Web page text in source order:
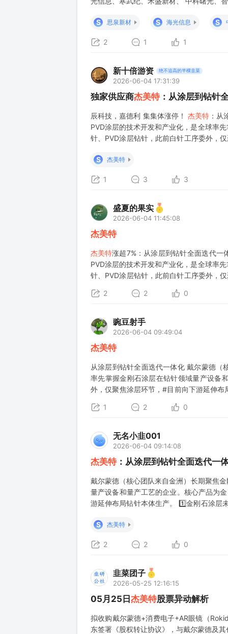
S 思泉新材 S 海光信息 S
2 1 1
新十倍游资 绝不追高的半棵韭菜
2026-06-04 17:31:39
独家供应商杰美特：从涂层到钻针
辰科技，嘉德利 集集体涨停！ 杰美特 ：从
PVD涂层的技术开发和产业化，是全球率
针、PVD涂层钻针，此前白针工序委外，
S
杰美特
1 3 3
盛夏的果实
2026-06-04 11:45:08
杰美特
杰美特涨超7%：从涂层到钻针全面迭代
PVD涂层的技术开发和产业化，是全球率
针、PVD涂层钻针，此前白针工序委外，
2 2 0
豌豆射手
2026-06-04 09:49:04
杰美特
从涂层到钻针全面迭代一体化 戴尔蒙德（
率先掌握金刚石涂层在钻针领域量产设备
外，仅聚焦涂层环节，#目前向下游延伸
2️⃣#润滑涂层PVD具备较强性价比，P
1 2 0
无名小韭001
2026-06-04 09:14:08
杰美特：从涂层到钻针全面迭代一
戴尔蒙德（核心团队来自金洲）长期聚焦
量产设备和量产工艺的企业。核心产品为
游延伸布局钻针本体生产。 1️⃣金刚石涂层
PVD涂层技术分为氮化物硬质涂层（
S 杰美特
2 2 0
韭菜团子
2026-05-25 12:16:15
05月25日 杰美特股票异动解析
拟收购戴尔蒙德+消费电子+AR眼镜（
东签署《股权转让协议》，与戴尔蒙德及